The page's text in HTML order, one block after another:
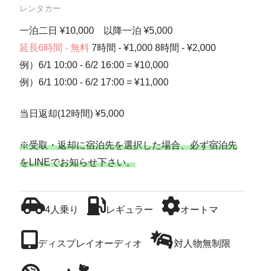
レンタカー
一泊二日 ¥10,000 以降一泊 ¥5,000
延長6時間 - 無料7時間 - ¥1,000 8時間 - ¥2,000
例）6/1 10:00 - 6/2 16:00 = ¥10,000
例）6/1 10:00 - 6/2 17:00 = ¥11,000
当日返却(12時間) ¥5,000
※受取・返却に宿泊先を選択した場合、必ず宿泊先
をLINEでお知らせ下さい。
4人乗り レギュラー オートマ
ディスプレイオーディオ 対人物無制限